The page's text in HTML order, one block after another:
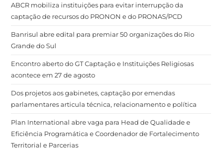
ABCR mobiliza instituições para evitar interrupção da
captação de recursos do PRONON e do PRONAS/PCD
Banrisul abre edital para premiar 50 organizações do Rio
Grande do Sul
Encontro aberto do GT Captação e Instituições Religiosas
acontece em 27 de agosto
Dos projetos aos gabinetes, captação por emendas
parlamentares articula técnica, relacionamento e política
Plan International abre vaga para Head de Qualidade e
Eficiência Programática e Coordenador de Fortalecimento
Territorial e Parcerias